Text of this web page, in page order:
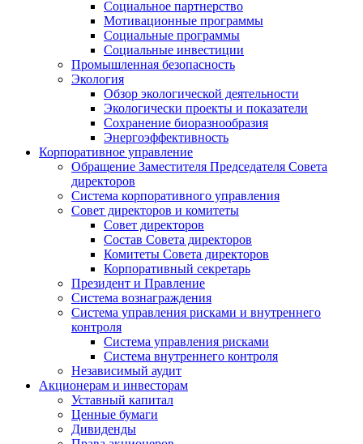
Социальное партнерство
Мотивационные программы
Социальные программы
Социальные инвестиции
Промышленная безопасность
Экология
Обзор экологической деятельности
Экологически проекты и показатели
Сохранение биоразнообразия
Энергоэффективность
Корпоративное управление
Обращение Заместителя Председателя Совета
директоров
Система корпоративного управления
Совет директоров и комитеты
Совет директоров
Состав Совета директоров
Комитеты Совета директоров
Корпоративный секретарь
Президент и Правление
Система вознаграждения
Система управления рисками и внутреннего
контроля
Система управления рисками
Система внутреннего контроля
Независимый аудит
Акционерам и инвесторам
Уставный капитал
Ценные бумаги
Дивиденды